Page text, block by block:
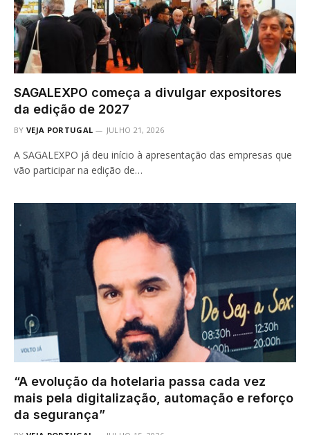
SAGALEXPO começa a divulgar expositores
da edição de 2027
BY VEJA PORTUGAL JULHO 21, 2026
A SAGALEXPO já deu início à apresentação das empresas que
vão participar na edição de…
“A evolução da hotelaria passa cada vez
mais pela digitalização, automação e reforço
da segurança”